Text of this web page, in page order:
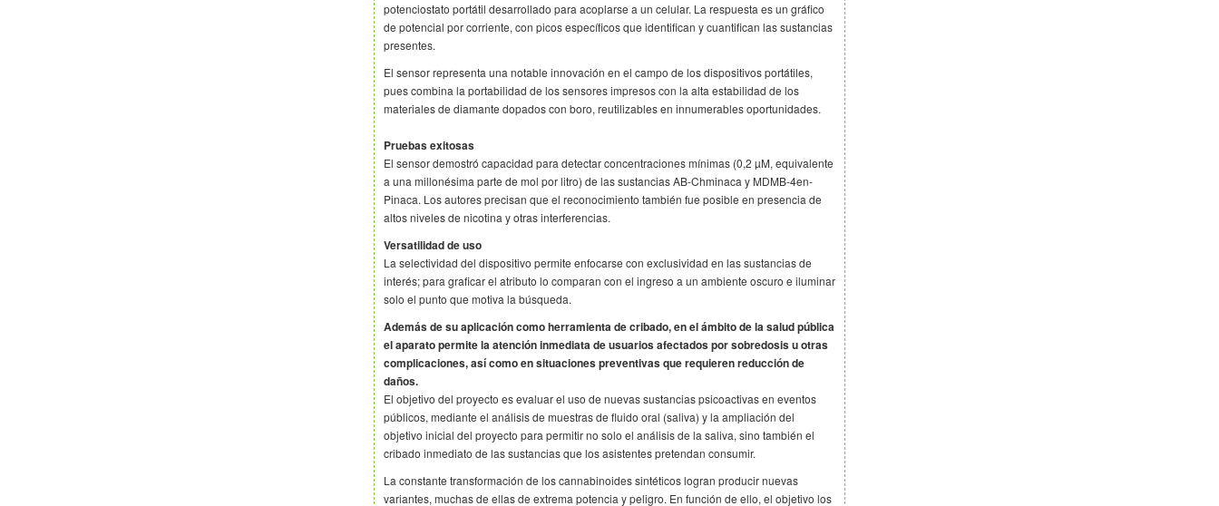
potenciostato portátil desarrollado para acoplarse a un celular. La respuesta es un gráfico
de potencial por corriente, con picos específicos que identifican y cuantifican las sustancias
presentes.
El sensor representa una notable innovación en el campo de los dispositivos portátiles,
pues combina la portabilidad de los sensores impresos con la alta estabilidad de los
materiales de diamante dopados con boro, reutilizables en innumerables oportunidades.
Pruebas exitosas
El sensor demostró capacidad para detectar concentraciones mínimas (0,2 µM, equivalente
a una millonésima parte de mol por litro) de las sustancias AB-Chminaca y MDMB-4en-
Pinaca. Los autores precisan que el reconocimiento también fue posible en presencia de
altos niveles de nicotina y otras interferencias.
Versatilidad de uso
La selectividad del dispositivo permite enfocarse con exclusividad en las sustancias de
interés; para graficar el atributo lo comparan con el ingreso a un ambiente oscuro e iluminar
solo el punto que motiva la búsqueda.
Además de su aplicación como herramienta de cribado, en el ámbito de la salud pública
el aparato permite la atención inmediata de usuarios afectados por sobredosis u otras
complicaciones, así como en situaciones preventivas que requieren reducción de
daños.
El objetivo del proyecto es evaluar el uso de nuevas sustancias psicoactivas en eventos
públicos, mediante el análisis de muestras de fluido oral (saliva) y la ampliación del
objetivo inicial del proyecto para permitir no solo el análisis de la saliva, sino también el
cribado inmediato de las sustancias que los asistentes pretendan consumir.
La constante transformación de los cannabinoides sintéticos logran producir nuevas
variantes, muchas de ellas de extrema potencia y peligro. En función de ello, el objetivo los